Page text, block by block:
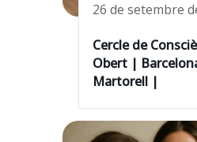
26 de setembre
Cercle de
Obert |
Martorell |